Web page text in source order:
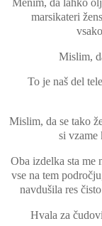
marsikateri
Mislim,
To je naš del
Mislim, da se tako
si vzame
Oba izdelka sta me
vse na tem
navdušila res
Hvala za